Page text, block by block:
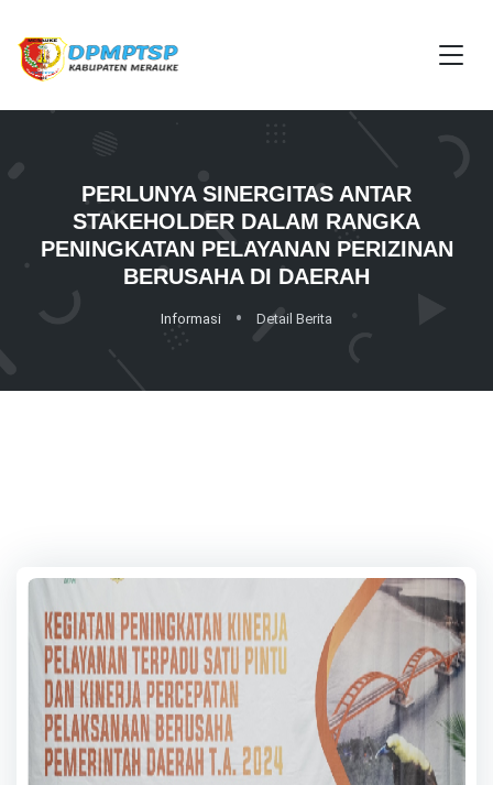
PERLUNYA SINERGITAS ANTAR
STAKEHOLDER DALAM RANGKA
PENINGKATAN PELAYANAN PERIZINAN
BERUSAHA DI DAERAH
Informasi Detail Berita